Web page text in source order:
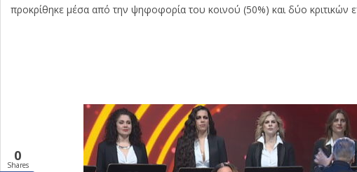
προκρίθηκε μέσα από την ψηφοφορία του κοινού (50%) και δύο κριτικών
0
Shares